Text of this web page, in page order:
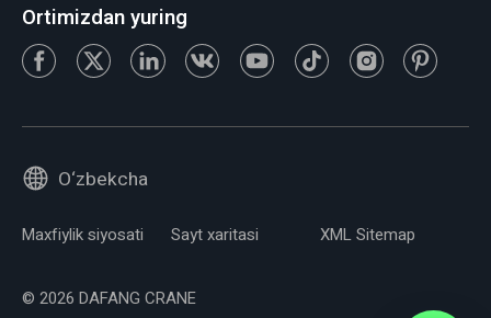
Ortimizdan yuring
O‘zbekcha
Maxfiylik siyosati Sayt xaritasi XML Sitemap
© 2026 DAFANG CRANE